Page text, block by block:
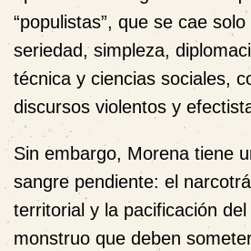
“populistas”, que se cae
seriedad, simpleza,
técnica y ciencias sociales,
discursos violentos y
Sin embargo, Morena tiene
sangre pendiente: el
territorial y la pacificación del
monstruo que deben